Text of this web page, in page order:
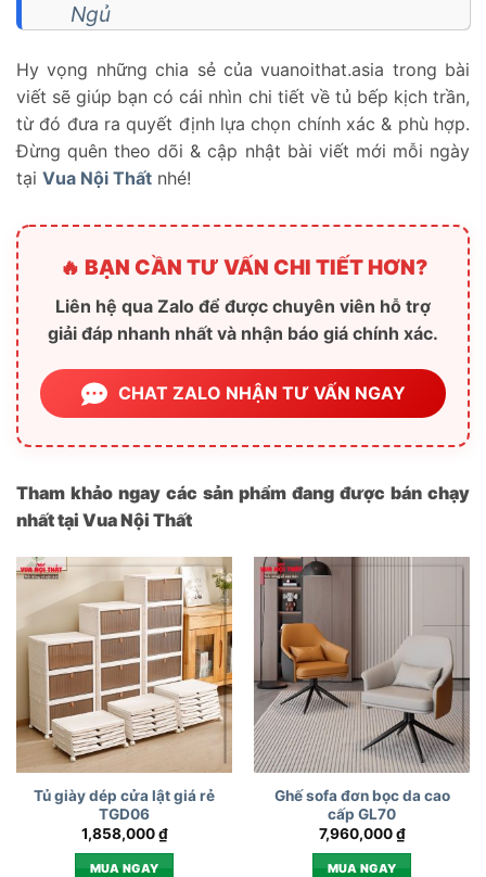
Ngủ
Hy vọng những chia sẻ của vuanoithat.asia trong bài
viết sẽ giúp bạn có cái nhìn chi tiết về tủ bếp kịch trần,
từ đó đưa ra quyết định lựa chọn chính xác & phù hợp.
Đừng quên theo dõi & cập nhật bài viết mới mỗi ngày
tại Vua Nội Thất nhé!
🔥 BẠN CẦN TƯ VẤN CHI TIẾT HƠN?
Liên hệ qua Zalo để được chuyên viên hỗ trợ
giải đáp nhanh nhất và nhận báo giá chính xác.
CHAT ZALO NHẬN TƯ VẤN NGAY
Tham khảo ngay các sản phẩm đang được bán chạy
nhất tại Vua Nội Thất
Tủ giày dép cửa lật giá rẻ
TGD06
1,858,000₫
MUA NGAY
Ghế sofa đơn bọc da cao
cấp GL70
7,960,000₫
MUA NGAY